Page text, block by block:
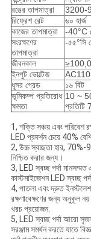
রঙের তাপমাত্রা
3200-
রিফ্রেশ রেট
৬০ হার্জ
কাজের তাপমাত্রা
-40°C
সংরক্ষণের
তাপমাত্রা
-৫৫°সি
জীবনকাল
ইনপুট ভোল্টেজ
ধূসর গ্রেড
১৬ বিট
ভূমিকম্প প্রতিরোধ
ক্ষমতা
10 ~
প্রতিটি
1, শক্তি সঞ্চয় এবং পরিবেশ
LED প্রদর্শন চেয়ে 40%
2, উচ্চ স্বচ্ছতা হার, 70%-
নিশ্চিত করার জন্য।
3, LED স্বচ্ছ পর্দা মানসম্মত
কাস্টমাইজেশন LED স্বচ্ছ
4, পাতলা এবং দ্রুত
রক্ষণাবেক্ষণের জন্য অনুকূল
খরচ প্রয়োজন.
5, LED স্বচ্ছ পর্দা আরো
সরঞ্জাম সমর্থন করতে যাতে